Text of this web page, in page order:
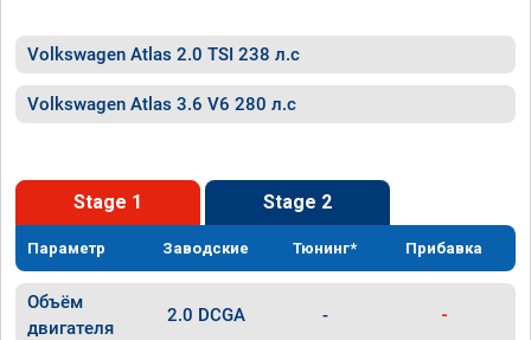
Volkswagen Atlas 2.0 TSI 238 л.с
Volkswagen Atlas 3.6 V6 280 л.с
Stage 1 Stage 2
Параметр Заводские Тюнинг* Прибавка
Объём
двигателя
2.0 DCGA - -